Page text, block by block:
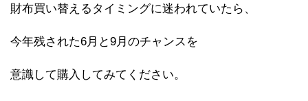
財布買い替えるタイミングに迷われていたら、
今年残された6月と9月のチャンスを
意識して購入してみてください。